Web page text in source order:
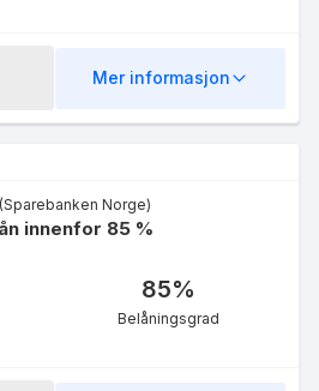
Medlem - 10 år
85%
Mer informasjon
Norge)
innenfor 85 %
85%
Belåningsgrad